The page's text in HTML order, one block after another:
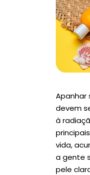
Apanhar
devem
à
vida,
a gente
pele